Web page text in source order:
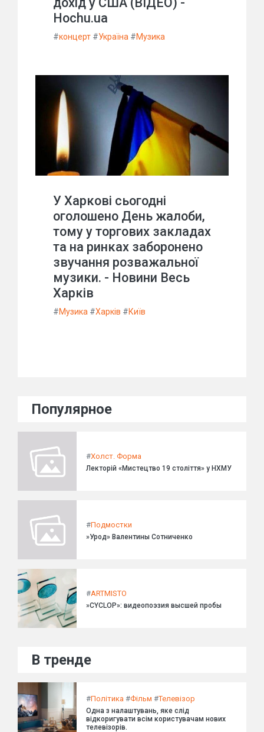
Hochu.ua
#концерт #Україна #Музика
У Харкові сьогодні
оголошено День жалоби,
тому у торгових закладах
та на ринках заборонено
звучання розважальної
музики. - Новини Весь
Харків
#Музика #Харків #Київ
Популярное
#Холст. Форма
Лекторій «Мистецтво 19 століття» у НХМУ
#Подмостки
»Урод» Валентины Сотниченко
#ARTMISTO
»CYCLOP»: видеопоэзия высшей пробы
В тренде
#Політика #Фільм #Телевізор
Одна з налаштувань, яке слід
відкоригувати всім користувачам нових
телевізорів.